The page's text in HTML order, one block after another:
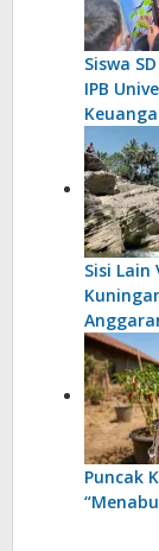
Siswa
IPB
Sisi
Puncak